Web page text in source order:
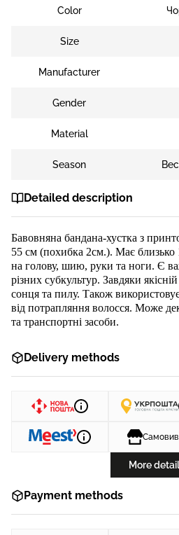
Color
Size
Manufacturer
Gender
Material
Season
Detailed description
Бавовняна бандана-хустка з
55 см (похибка 2см.). Має близько
на голову, шию, руки та ноги. Є
різних субкультур. Завдяки
сонця та пилу. Також
від потрапляння волосся. Може
та транспортні засоби.
Delivery methods
More
Payment methods